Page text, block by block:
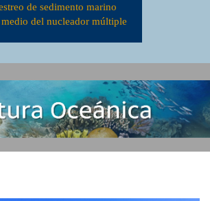
de sedimento marino
del nucleador múltiple